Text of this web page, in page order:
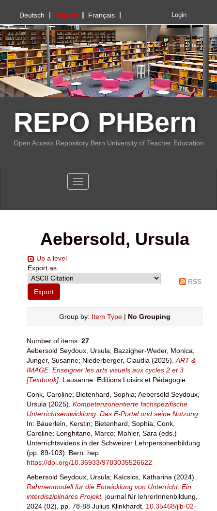
PHBern
Deutsch English Français Login
REPO PHBern
Open Access Repository Bern University of Teacher Education
Toggle navigation
Aebersold, Ursula
Up a level
Export as
RSS
Group by: Item Type| No Grouping
Number of items: 27
Aebersold Seydoux, Ursula; Bazzigher-Weder, Monica;
Junger, Susanne; Niederberger, Claudia (2025). ART &
IMAGE: Enseigner les arts visuels aux cycles 2 et 3
[Textbook]. Lausanne: Editions Loisirs et Pédagogie.
Conk, Caroline; Bietenhard, Sophia; Aebersold Seydoux,
Ursula (2025). Kompetenzorientierte fachspezifische
Unterrichtsentwicklung: Das E-Portal und seine Nutzung.
In: Bäuerlein, Kerstin; Bietenhard, Sophia; Conk,
Caroline; Longhitano, Marco; Mahler, Sara (eds.)
Unterrichtsvideos in der Schweizer Lehrpersonenbildung
(pp. 89-103). Bern: hep
https://doi.org/10.36933/9783035526622
Aebersold Seydoux, Ursula; Kalcsics, Katharina (2024).
Rahmenmodell für die Entwicklung von Unterricht. Ein
interdisziplinäres Projekt. journal für lehrerInnenbildung,
2024 (02), pp. 78-88 Julius Klinkhardt. 10.35468/jlb-02-